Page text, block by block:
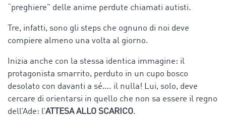
“preghiere” delle anime perdute chiamati autisti.
Tre, infatti, sono gli steps che ognuno di noi deve
compiere almeno una volta al giorno.
Inizia anche con la stessa identica immagine: il
protagonista smarrito, perduto in un cupo bosco
desolato con davanti a sé…. il nulla! Lui, solo, deve
cercare di orientarsi in quello che non sa essere il regno
dell’Ade: l’ATTESA ALLO SCARICO.